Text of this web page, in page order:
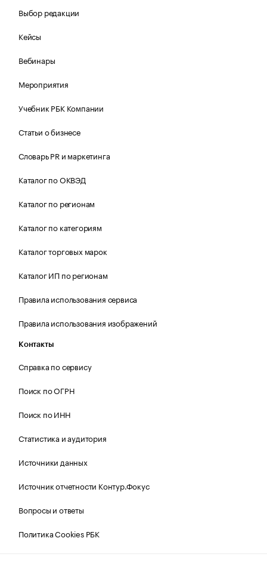
Выбор редакции
Кейсы
Вебинары
Мероприятия
Учебник РБК Компании
Статьи о бизнесе
Словарь PR и маркетинга
Каталог по ОКВЭД
Каталог по регионам
Каталог по категориям
Каталог торговых марок
Каталог ИП по регионам
Правила использования сервиса
Правила использования изображений
Контакты
Справка по сервису
Поиск по ОГРН
Поиск по ИНН
Статистика и аудитория
Источники данных
Источник отчетности Контур.Фокус
Вопросы и ответы
Политика Cookies РБК